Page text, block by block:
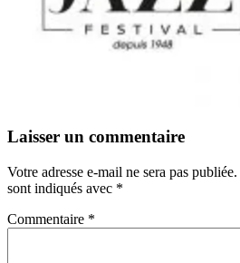
Laisser un commentaire
Votre adresse e-mail ne sera pas publiée.
sont indiqués avec *
Commentaire *